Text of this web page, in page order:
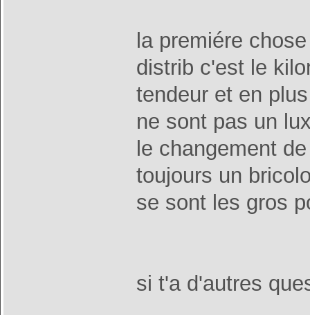
la premiére
distrib c'est le
tendeur et en
ne sont pas un
le changement
toujours un
se sont les gros
si t'a d'autres